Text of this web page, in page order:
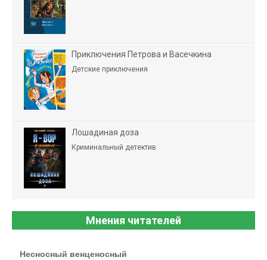
Приключения Петрова и Васечкина
Детские приключения
Лошадиная доза
Криминальный детектив
Мнения читателей
Несносный венценосный